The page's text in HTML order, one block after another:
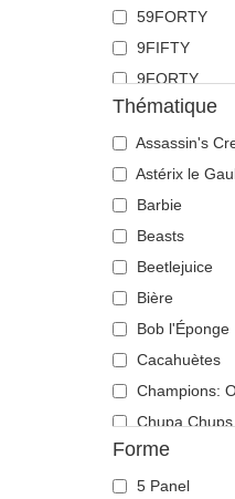
Doberman
Dragon
Écureuil
Flamant
Fourmi
Guépard
Hibou
Hippopotame
Labrador
Langouste
Lézard
Libellule
Licorne
Lion
Lionne
Loup
59FORTY
9FIFTY
9FORTY
9FORTY APEX
9FORTY M-
9SEVENTY
9TWENTY
A Frame
Casual Classic
E Frame
Open Back
Runner
The 90s
The Ball
The Retro
The Snap
Thématique
Assassin's
Astérix le
Barbie
Beasts
Beetlejuice
Bière
Bob l'Éponge
Cacahuètes
Champions:
Chupa Chups
Cocktails
DC Comics
Forme
5 Panel